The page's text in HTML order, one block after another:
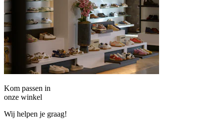
Kom passen in
onze winkel
Wij helpen je graag!